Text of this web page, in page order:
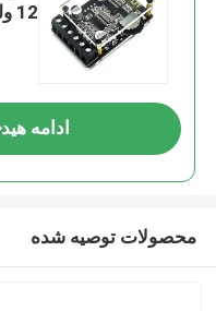
12 ولت 24 ولت
ادامه هید
محصولات توصیه شده